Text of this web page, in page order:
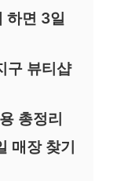
하면 3일
구 뷰티샵
총정리
매장 찾기